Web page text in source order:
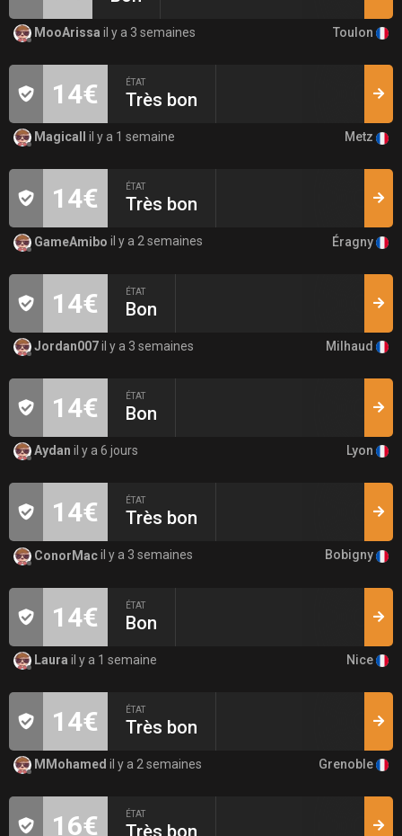
MooArissa il y a 3 semaines Toulon
14€ ÉTAT
Très bon
Magicall il y a 1 semaine Metz
14€ ÉTAT
Très bon
GameAmibo il y a 2 semaines Éragny
14€ ÉTAT
Bon
Jordan007il y a 3 semaines Milhaud
14€ ÉTAT
Bon
Aydan il y a 6 jours Lyon
14€ ÉTAT
Très bon
ConorMacil y a 3 semaines Bobigny
14€ ÉTAT
Bon
Laura il y a 1 semaine Nice
14€ ÉTAT
Très bon
MMohamed il y a 2 semaines Grenoble
16€ ÉTAT
Très bon